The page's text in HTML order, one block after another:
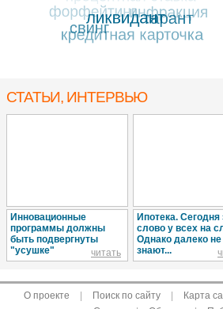
СТАТЬИ, ИНТЕРВЬЮ
Инновационные
программы должны
быть подвергнуты
"усушке"
читать
Ипотека. Сегодня
слово у всех на
Однако далеко не
знают...
О проекте Поиск по сайту Карта